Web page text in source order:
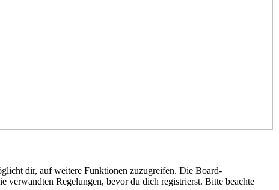
dir, auf weitere Funktionen zuzugreifen. Die Board-
verwandten Regelungen, bevor du dich registrierst. Bitte beachte